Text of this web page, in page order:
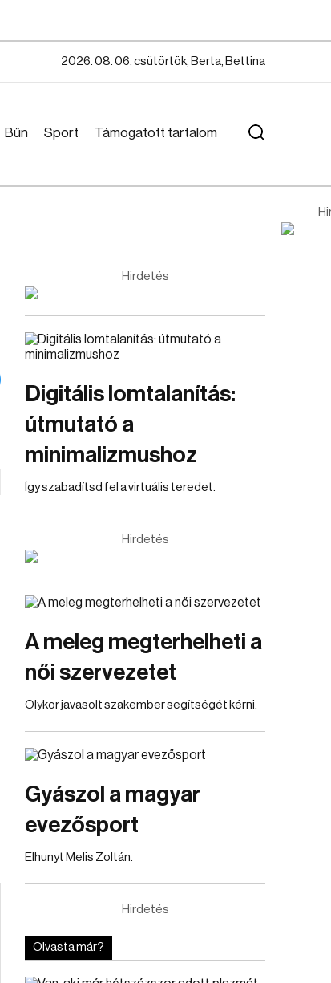
2026. 08. 06. csütörtök, Berta, Bettina
Bűn Sport Támogatott tartalom
Hirdetés
Digitális lomtalanítás:
útmutató a
minimalizmushoz
Így szabadítsd fel a virtuális teredet.
Hirdetés
A meleg megterhelheti a
női szervezetet
Olykor javasolt szakember segítségét kérni.
Gyászol a magyar
evezősport
Elhunyt Melis Zoltán.
Hirdetés
Olvasta már?